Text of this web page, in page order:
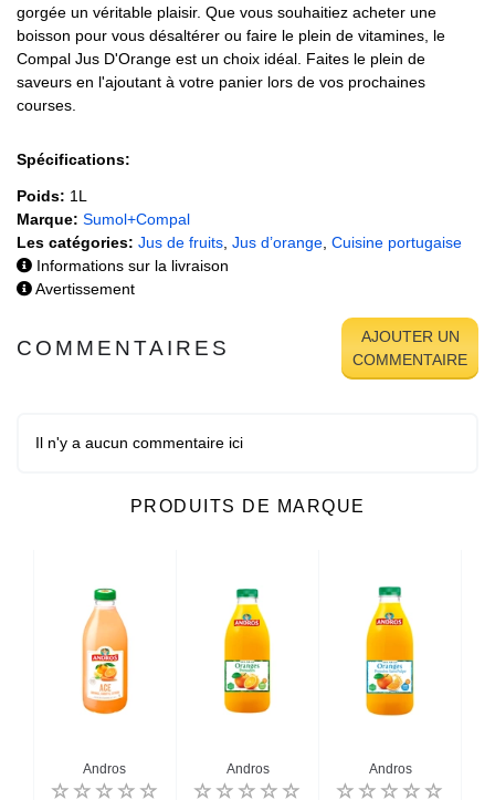
gorgée un véritable plaisir. Que vous souhaitiez acheter une
boisson pour vous désaltérer ou faire le plein de vitamines, le
Compal Jus D'Orange est un choix idéal. Faites le plein de
saveurs en l'ajoutant à votre panier lors de vos prochaines
courses.
Spécifications:
Poids: 1L
Marque: Sumol+Compal
Les catégories: Jus de fruits Jus d’orange Cuisine portugaise
Informations sur la livraison
Avertissement
COMMENTAIRES
AJOUTER UN
COMMENTAIRE
Il n'y a aucun commentaire ici
PRODUITS DE MARQUE
Andros Andros Andros